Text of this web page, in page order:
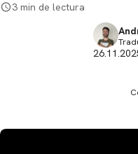
3 min de lectura